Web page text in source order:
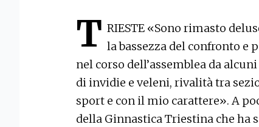
T RIESTE «Sono rimasto
la bassezza del confronto e
nel corso dell’assemblea da
di invidie e veleni, rivalità tra
sport e con il mio carattere». A
della Ginnastica Triestina che ha